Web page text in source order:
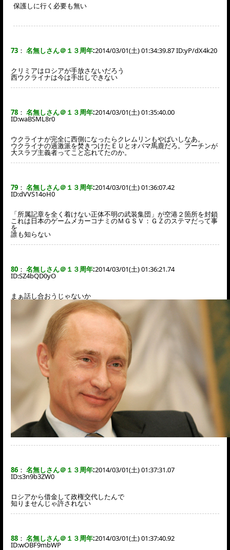
保護しに行く必要も無い
73 ： 名無しさん＠１３周年:2014/03/01(土) 01:34:39.87 ID:yP/dX4k20
クリミアはロシアが手放さないだろう
西ウクライナは今は手出しできない
78 ： 名無しさん＠１３周年:2014/03/01(土) 01:35:40.00
ID:waBSML8r0
ウクライナが完全に西側になったらクレムリンもやばいしなあ。
ウクライナの過激派を焚きつけたＥＵとオバマ馬鹿だろ。プーチンが
大スラブ主義者ってこと忘れてたのか。
79 ： 名無しさん＠１３周年:2014/03/01(土) 01:36:07.42
ID:dVVS14oH0
「所属記章を全く着けない正体不明の武装集団」が空港２箇所を封鎖
これは日本のゲームメカーコナミのＭＧＳＶ：ＧＺのステマだって事
を
誰も知らない
80 ： 名無しさん＠１３周年:2014/03/01(土) 01:36:21.74
ID:SZ4bQD0yO
まぁ話し合おうじゃないか
86 ： 名無しさん＠１３周年:2014/03/01(土) 01:37:31.07
ID:s3n9b3ZW0
ロシアから借金して政権交代したんで
知りませんじゃ許されない
88 ： 名無しさん＠１３周年:2014/03/01(土) 01:37:40.92
ID:wOBF9mbWP